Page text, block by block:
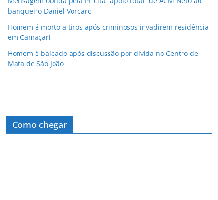
banqueiro Daniel Vorcaro
Homem é morto a tiros após criminosos invadirem residência
em Camaçari
Homem é baleado após discussão por dívida no Centro de
Mata de São João
Como chegar